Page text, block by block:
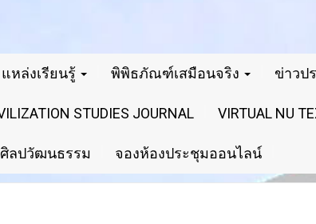
แหล่งเรียนรู้ พิพิธภัณฑ์เสมือนจริง ข่าวป
STUDIES JOURNAL VIRTUAL NU
ลปวัฒนธรรม จองห้องประชุมออนไลน์